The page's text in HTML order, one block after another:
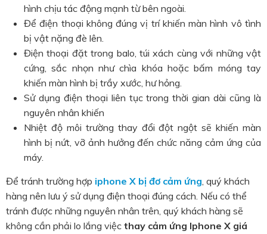
hình chịu tác động mạnh từ bên ngoài.
Để điện thoại không đúng vị trí khiến màn hình vô tình
bị vật nặng đè lên.
Điện thoại đặt trong balo, túi xách cùng với những vật
cứng, sắc nhọn như chìa khóa hoặc bấm móng tay
khiến màn hình bị trầy xước, hư hỏng.
Sử dụng điện thoại liên tục trong thời gian dài cũng là
nguyên nhân khiến
Nhiệt độ môi trường thay đổi đột ngột sẽ khiến màn
hình bị nứt, vỡ ảnh hưởng đến chức năng cảm ứng của
máy.
Để tránh trường hợp iphone X bị đơ cảm ứng, quý khách
hàng nên lưu ý sử dụng điện thoại đúng cách. Nếu có thể
tránh được những nguyên nhân trên, quý khách hàng sẽ
không cần phải lo lắng việc thay cảm ứng Iphone X giá